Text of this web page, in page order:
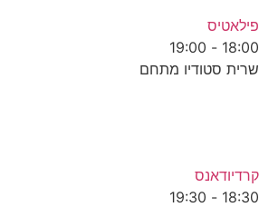
פילאטיס
18:00
-
19:00
שרית סטודיו מתחם
קרדיודאנס
18:30
-
19:30